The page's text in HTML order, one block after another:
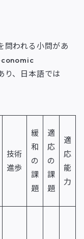
問われる小問があ
り、日本語では
技術
進歩
緩
和
の
課
題
適
応
の
課
題
適
応
能
力